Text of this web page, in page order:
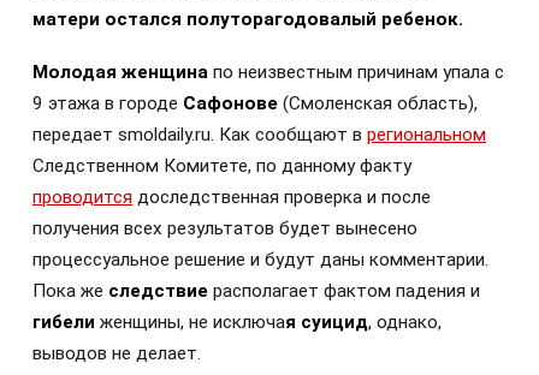
матери остался полуторагодовалый ребенок.
Молодая женщина по неизвестным причинам упала с
9 этажа в городе Сафонове (Смоленская область),
передает smoldaily.ru. Как сообщают в региональном
Следственном Комитете, по данному факту
проводится доследственная проверка и после
получения всех результатов будет вынесено
процессуальное решение и будут даны комментарии.
Пока же следствие располагает фактом падения и
гибели женщины, не исключая суицид, однако,
выводов не делает.